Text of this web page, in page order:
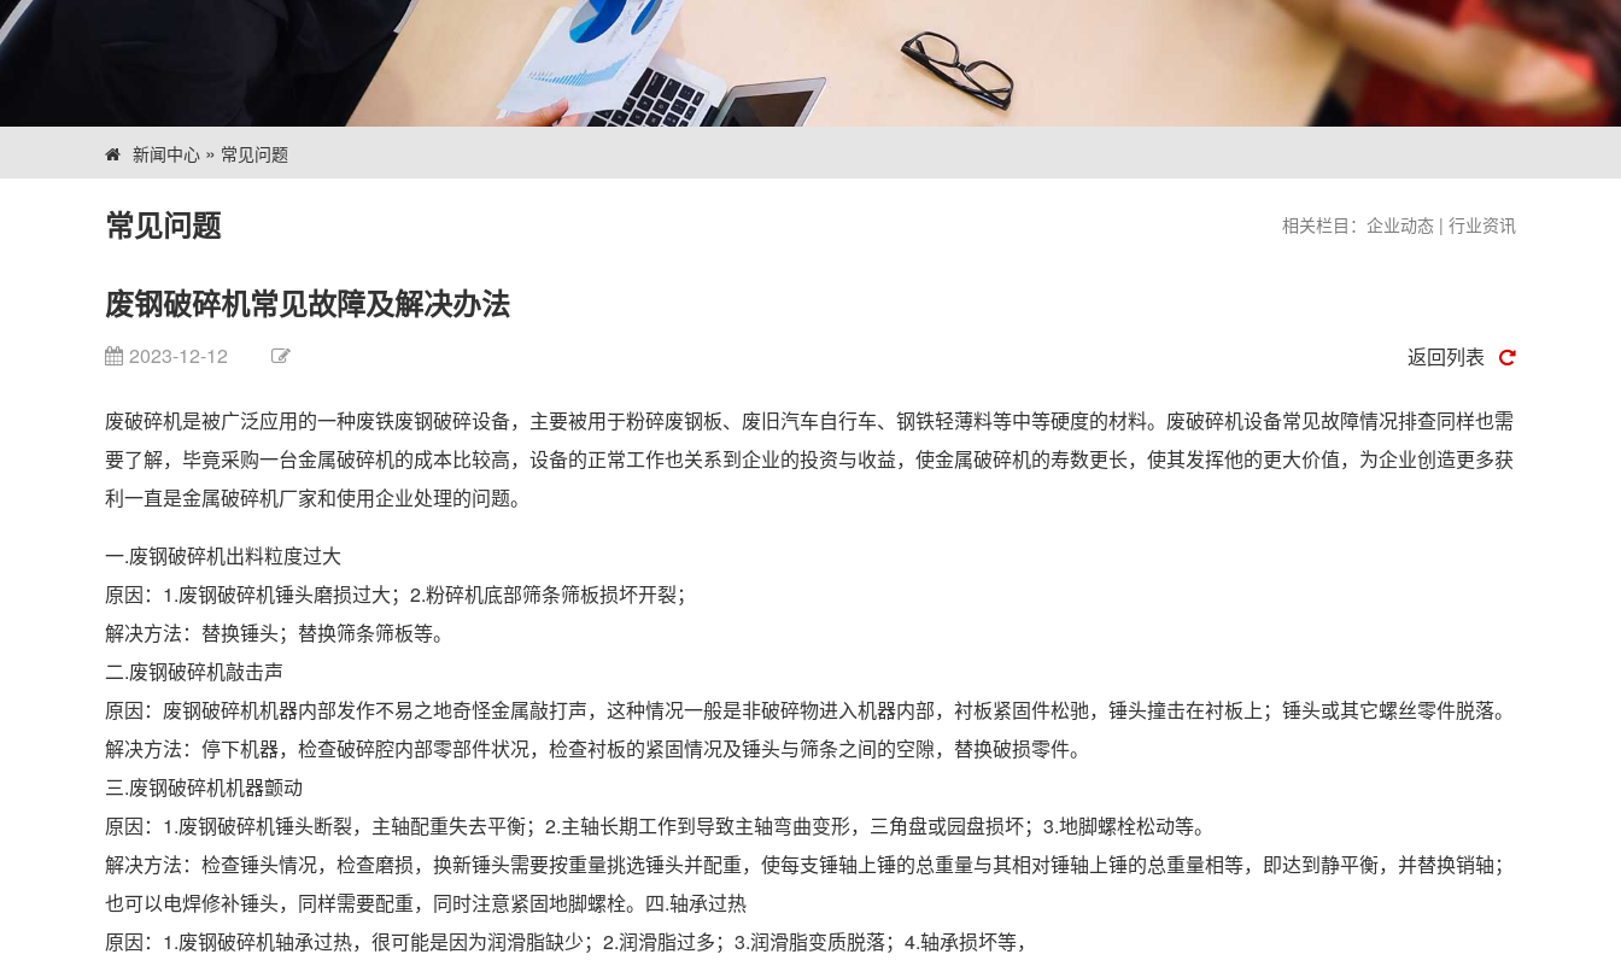
新闻中心 » 常见问题
常见问题 相关栏目： 企业动态 | 行业资讯
废钢破碎机常见故障及解决办法
2023-12-12 返回列表
废破碎机是被广泛应用的一种废铁废钢破碎设备，主要被用于粉碎废钢板、废旧汽车自行车、钢铁轻薄料等中等硬度的材料。废破碎机设备常见故障情况排查同样也需
要了解，毕竟采购一台金属破碎机的成本比较高，设备的正常工作也关系到企业的投资与收益，使金属破碎机的寿数更长，使其发挥他的更大价值，为企业创造更多获
利一直是金属破碎机厂家和使用企业处理的问题。
一.废钢破碎机出料粒度过大
原因：1.废钢破碎机锤头磨损过大；2.粉碎机底部筛条筛板损坏开裂；
解决方法：替换锤头；替换筛条筛板等。
二.废钢破碎机敲击声
原因：废钢破碎机机器内部发作不易之地奇怪金属敲打声，这种情况一般是非破碎物进入机器内部，衬板紧固件松驰，锤头撞击在衬板上；锤头或其它螺丝零件脱落。
解决方法：停下机器，检查破碎腔内部零部件状况，检查衬板的紧固情况及锤头与筛条之间的空隙，替换破损零件。
三.废钢破碎机机器颤动
原因：1.废钢破碎机锤头断裂，主轴配重失去平衡；2.主轴长期工作到导致主轴弯曲变形，三角盘或园盘损坏；3.地脚螺栓松动等。
解决方法：检查锤头情况，检查磨损，换新锤头需要按重量挑选锤头并配重，使每支锤轴上锤的总重量与其相对锤轴上锤的总重量相等，即达到静平衡，并替换销轴；
也可以电焊修补锤头，同样需要配重，同时注意紧固地脚螺栓。四.轴承过热
原因：1.废钢破碎机轴承过热，很可能是因为润滑脂缺少；2.润滑脂过多；3.润滑脂变质脱落；4.轴承损坏等，